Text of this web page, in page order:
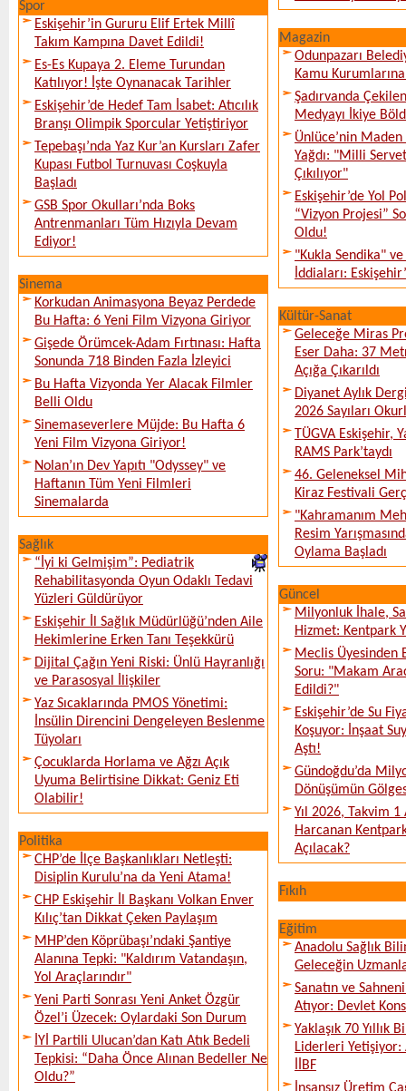
Spor
Eskişehir’in Gururu Elif Ertek Millî
Takım Kampına Davet Edildi!
Es-Es Kupaya 2. Eleme Turundan
Katılıyor! İşte Oynanacak Tarihler
Eskişehir’de Hedef Tam İsabet: Atıcılık
Branşı Olimpik Sporcular Yetiştiriyor
Tepebaşı’nda Yaz Kur’an Kursları Zafer
Kupası Futbol Turnuvası Coşkuyla
Başladı
GSB Spor Okulları’nda Boks
Antrenmanları Tüm Hızıyla Devam
Ediyor!
Sinema
Korkudan Animasyona Beyaz Perdede
Bu Hafta: 6 Yeni Film Vizyona Giriyor
Gişede Örümcek-Adam Fırtınası: Hafta
Sonunda 718 Binden Fazla İzleyici
Bu Hafta Vizyonda Yer Alacak Filmler
Belli Oldu
Sinemaseverlere Müjde: Bu Hafta 6
Yeni Film Vizyona Giriyor!
Nolan’ın Dev Yapıtı "Odyssey" ve
Haftanın Tüm Yeni Filmleri
Sinemalarda
Sağlık
“İyi ki Gelmişim”: Pediatrik
Rehabilitasyonda Oyun Odaklı Tedavi
Yüzleri Güldürüyor
Eskişehir İl Sağlık Müdürlüğü’nden Aile
Hekimlerine Erken Tanı Teşekkürü
Dijital Çağın Yeni Riski: Ünlü Hayranlığı
ve Parasosyal İlişkiler
Yaz Sıcaklarında PMOS Yönetimi:
İnsülin Direncini Dengeleyen Beslenme
Tüyoları
Çocuklarda Horlama ve Ağzı Açık
Uyuma Belirtisine Dikkat: Geniz Eti
Olabilir!
Politika
CHP’de İlçe Başkanlıkları Netleşti:
Disiplin Kurulu’na da Yeni Atama!
CHP Eskişehir İl Başkanı Volkan Enver
Kılıç’tan Dikkat Çeken Paylaşım
MHP’den Köprübaşı’ndaki Şantiye
Alanına Tepki: "Kaldırım Vatandaşın,
Yol Araçlarındır"
Yeni Parti Sonrası Yeni Anket Özgür
Özel’i Üzecek: Oylardaki Son Durum
İYİ Partili Ulucan’dan Katı Atık Bedeli
Tepkisi: “Daha Önce Alınan Bedeller Ne
Oldu?”
Magazin
Odunpazarı
Kamu Kurumlarına
Şadırvanda
Medyayı İkiye
Ünlüce’nin Maden
Yağdı: "Milli
Çıkılıyor"
Eskişehir’de Yol
“Vizyon Projesi”
Oldu!
"Kukla Sendika"
İddiaları:
Kültür-Sanat
Geleceğe Miras
Eser Daha: 37
Açığa Çıkarıldı
Diyanet Aylık
2026 Sayıları
TÜGVA Eskişehir,
RAMS Park’taydı
46. Geleneksel
Kiraz Festivali
"Kahramanım
Resim
Oylama Başladı
Güncel
Milyonluk İhale,
Hizmet: Kentpark
Meclis Üyesinden
Soru: "Makam
Edildi?"
Eskişehir’de Su
Koşuyor: İnşaat
Aştı!
Gündoğdu’da
Dönüşümün
Yıl 2026, Takvim
Harcanan
Açılacak?
Fıkıh
Eğitim
Anadolu Sağlık
Geleceğin
Sanatın ve
Atıyor: Devlet
Yaklaşık 70 Yıllık
Liderleri
İİBF